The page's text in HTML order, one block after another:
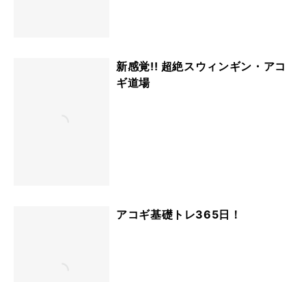
新感覚!! 超絶スウィンギン・アコ
ギ道場
アコギ基礎トレ365日！